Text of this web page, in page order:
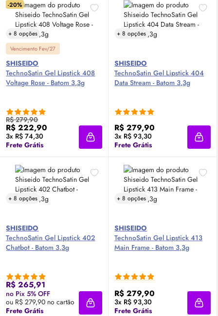
-20%
+ 8 opções
Vencimento Fev/27
SHISEIDO
TechnoSatin Gel Lipstick 408
Voltage Rose - Batom 3,3g
R$ 279,90
R$ 222,90
3x R$ 74,30
Frete Grátis
Adicionar à sacola
+ 8 opções
SHISEIDO
TechnoSatin Gel Lipstick 404
Data Stream - Batom 3,3g
R$ 279,90
3x R$ 93,30
Frete Grátis
+ 8 opções
SHISEIDO
TechnoSatin Gel Lipstick 402
Chatbot - Batom 3,3g
R$ 265,91
no Pix 5% OFF
ou R$ 279,90 no cartão
Frete Grátis
Adicionar à sacola
+ 8 opções
SHISEIDO
TechnoSatin Gel Lipstick 413
Main Frame - Batom 3,3g
R$ 279,90
3x R$ 93,30
Frete Grátis